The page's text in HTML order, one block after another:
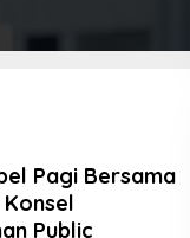
Pagi Bersama
Public